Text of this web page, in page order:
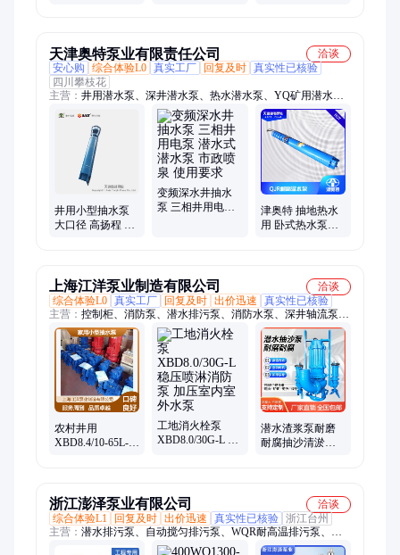
天津奥特泵业有限责任公司
洽谈
安心购
综合体验L0 真实工厂 回复及时 真实性已核验
四川攀枝花
主营： 井用潜水泵、深井潜水泵、热水潜水泵、YQ矿用潜水
泵、矿用潜水泵、大流量潜水泵、高扬程潜水泵、潜水泵、污水
泵、不锈钢潜水泵、浮筒式潜水泵、漂浮式潜水泵、矿用排水
泵、矿用泵
井用小型抽水泵
大口径 高扬程 大
变频深水井抽水
泵 三相井用电泵
津奥特 抽地热水
用 卧式热水泵
上海江洋泵业制造有限公司
洽谈
综合体验L0 真实工厂 回复及时 出价迅速
真实性已核验
主营： 控制柜、消防泵、潜水排污泵、消防水泵、深井轴流泵、
立式管道泵、叶轮不锈钢、卧式柴油机、恒压变频供水、自动给
水设备、消防供水设备、室内外消火栓、增压稳压机组、变频供
水设备
农村井用
XBD8.4/10-65L-W
工地消火栓泵
XBD8.0/30G-L 稳
潜水渣浆泵耐磨
耐腐抽沙清淤吸
浙江澎泽泵业有限公司
洽谈
综合体验L1
回复及时 出价迅速 真实性已核验 浙江台州
主营： 潜水排污泵、自动搅匀排污泵、WQR耐高温排污泵、小
型污水泵、水泵耦合器、深井泵、LW/GW管道污水泵、WQP全